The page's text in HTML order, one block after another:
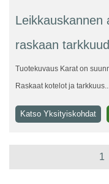
Leikkauskannen
raskaan
Tuotekuvaus Karat on
Raskaat kotelot ja
Katso Yksityiskohdat
1